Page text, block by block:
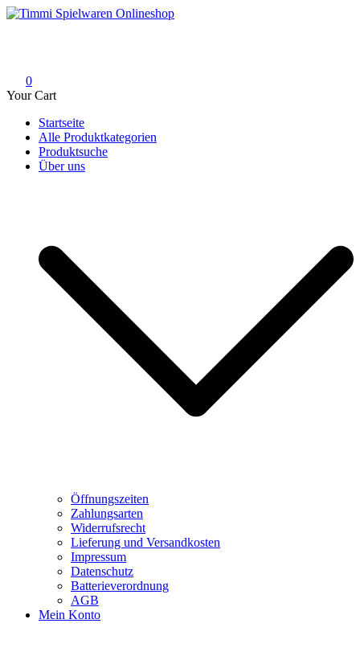
Skip
0
Your Cart
Startseite
Alle Produktkategorien
Produktsuche
Über uns
Öffnungszeiten
Zahlungsarten
Widerrufsrecht
Lieferung und Versandkosten
Impressum
Datenschutz
Batterieverordnung
AGB
Mein Konto